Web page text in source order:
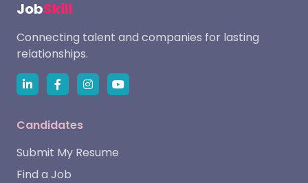
JobSkill
Connecting talent and companies for lasting
relationships.
Candidates
Submit My Resume
Find a Job